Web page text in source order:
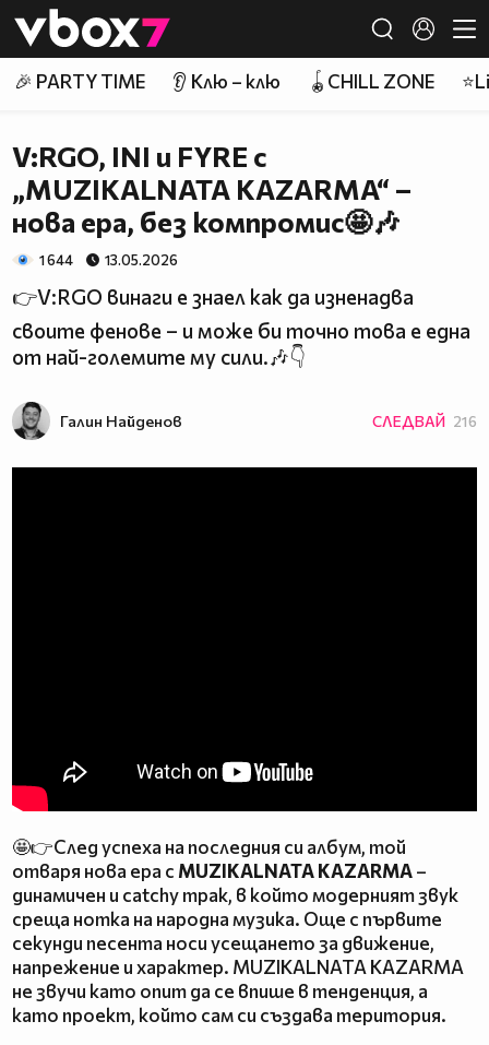
👾
🎉 PARTY TIME 👂 Клю – клю 🪀CHILL ZONE
V:RGO, INI и FYRE с
„MUZIKALNATA KAZARMA“ –
нова ера, без компромис🤩🎶
1 644 13.05.2026
👉V:RGO винаги е знаел как да изненадва
своите фенове – и може би точно това е една
от най-големите му сили.🎶👇
Галин Найденов СЛЕДВАЙ 216
🤩👉След успеха на последния си албум, той
отваря нова ера с MUZIKALNATA KAZARMA–
динамичен и catchy трак, в който модерният звук
среща нотка на народна музика. Още с първите
секунди песента носи усещането за движение,
напрежение и характер. MUZIKALNATA KAZARMA
не звучи като опит да се впише в тенденция, а
като проект, който сам си създава територия.